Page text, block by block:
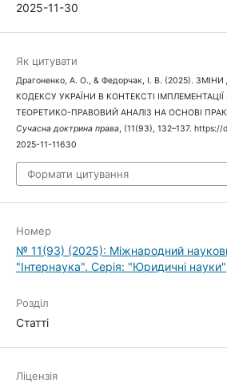
2025-11-30
Як цитувати
Драгоненко, А. О., & Федорчак, І. В. (2025).
КОДЕКСУ УКРАЇНИ В КОНТЕКСТІ
ТЕОРЕТИКО-ПРАВОВИЙ АНАЛІЗ НА ОСНОВІ
Сучасна доктрина права, (11(93), 132–137.
2025-11-11630
Формати цитування
Номер
№ 11(93) (2025): Міжнародний
"Інтернаука". Серія: "Юридичні науки"
Розділ
Статті
Ліцензія